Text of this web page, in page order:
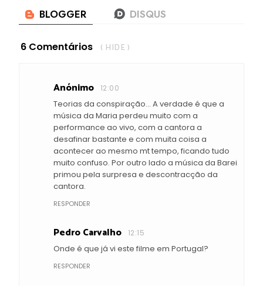
6 Comentários ( HIDE )
Anónimo 12:00
Teorias da conspiração... A verdade é que a
música da Maria perdeu muito com a
performance ao vivo, com a cantora a
desafinar bastante e com muita coisa a
acontecer ao mesmo mt tempo, ficando tudo
muito confuso. Por outro lado a música da Barei
primou pela surpresa e descontracção da
cantora.
RESPONDER
Pedro Carvalho 12:15
Onde é que já vi este filme em Portugal?
RESPONDER